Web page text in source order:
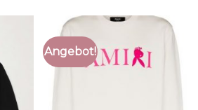
Angebot!